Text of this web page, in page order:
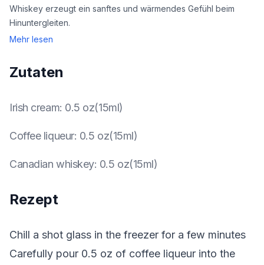
Whiskey erzeugt ein sanftes und wärmendes Gefühl beim
Hinuntergleiten.
Mehr lesen
Zutaten
Irish cream: 0.5 oz(15ml)
Coffee liqueur: 0.5 oz(15ml)
Canadian whiskey: 0.5 oz(15ml)
Rezept
Chill a shot glass in the freezer for a few minutes
Carefully pour 0.5 oz of coffee liqueur into the